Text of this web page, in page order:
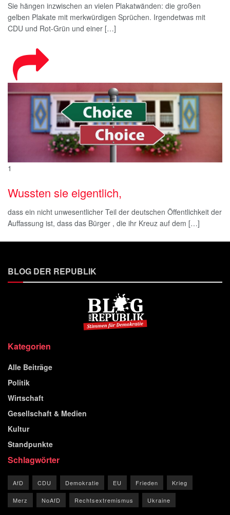
Sie hängen inzwischen an vielen Plakatwänden: die großen
gelben Plakate mit merkwürdigen Sprüchen. Irgendetwas mit
CDU und Rot-Grün und einer […]
1
Wussten sie eigentlich,
dass ein nicht unwesentlicher Teil der deutschen Öffentlichkeit der
Auffassung ist, dass das Bürger , die ihr Kreuz auf dem […]
BLOG DER REPUBLIK
Kategorien
Alle Beiträge
Politik
Wirtschaft
Gesellschaft & Medien
Kultur
Standpunkte
Schlagwörter
AfD CDU Demokratie EU Frieden Krieg
Merz NoAfD Rechtsextremismus Ukraine